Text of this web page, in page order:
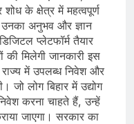
के क्षेत्र में महत्वपूर्ण
उनका अनुभव और ज्ञान
प्लेटफॉर्म तैयार
की मिलेगी जानकारी इस
राज्य में उपलब्ध निवेश और
जो लोग बिहार में उद्योग
करना चाहते हैं, उन्हें
जाएगा। सरकार का